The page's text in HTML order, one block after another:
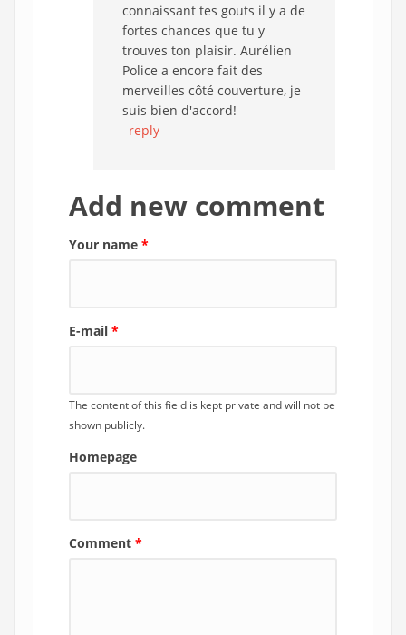
connaissant tes gouts il y a de
fortes chances que tu y
trouves ton plaisir. Aurélien
Police a encore fait des
merveilles côté couverture, je
suis bien d'accord!
reply
Add new comment
Your name *
E-mail *
The content of this field is kept private and will not be
shown publicly.
Homepage
Comment *